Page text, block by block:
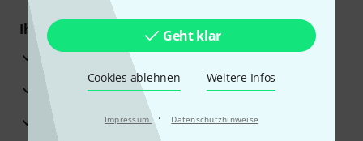
Geht klar
Cookies ablehnen Weitere Infos
Impressum · Datenschutzhinweise
Ihre Vorteile
3 Jahre Thomann Garantie
30 Tage Money-Back-Garantie
Reparaturservice